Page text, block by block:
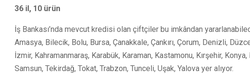
36 il, 10 ürün
İş Bankası’nda mevcut kredisi olan çiftçiler bu imkândan
Amasya, Bilecik, Bolu, Bursa, Çanakkale, Çankırı, Çorum, Denizli,
İzmir, Kahramanmaraş, Karabük, Karaman, Kastamonu, Kırşehir,
Samsun, Tekirdağ, Tokat, Trabzon, Tunceli, Uşak, Yalova yer alıyor.